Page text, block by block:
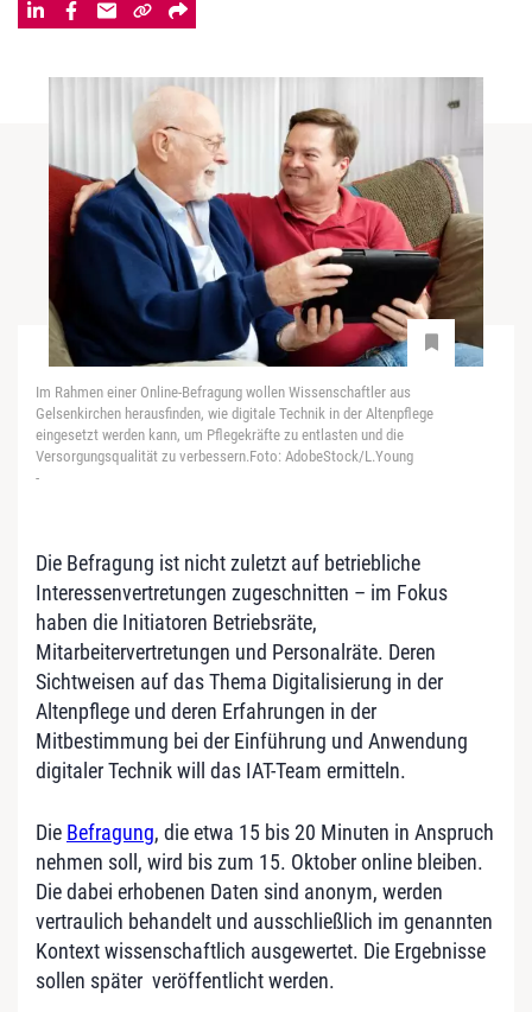
Im Rahmen einer Online-Befragung wollen Wissenschaftler aus
Gelsenkirchen herausfinden, wie digitale Technik in der Altenpflege
eingesetzt werden kann, um Pflegekräfte zu entlasten und die
Versorgungsqualität zu verbessern.Foto: AdobeStock/L.Young
-
Die Befragung ist nicht zuletzt auf betriebliche
Interessenvertretungen zugeschnitten – im Fokus
haben die Initiatoren Betriebsräte,
Mitarbeitervertretungen und Personalräte. Deren
Sichtweisen auf das Thema Digitalisierung in der
Altenpflege und deren Erfahrungen in der
Mitbestimmung bei der Einführung und Anwendung
digitaler Technik will das IAT-Team ermitteln.
Die Befragung, die etwa 15 bis 20 Minuten in Anspruch
nehmen soll, wird bis zum 15. Oktober online bleiben.
Die dabei erhobenen Daten sind anonym, werden
vertraulich behandelt und ausschließlich im genannten
Kontext wissenschaftlich ausgewertet. Die Ergebnisse
sollen später veröffentlicht werden.